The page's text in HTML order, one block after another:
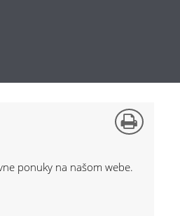
ponuky na našom webe.